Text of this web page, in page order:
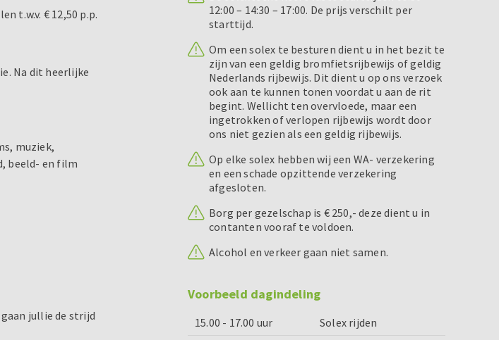
t.w.v. € 12,50 p.p.
Na dit heerlijke
muziek,
beeld- en film
jullie de strijd
12:00 – 14:30 – 17:00. De prijs verschilt per
starttijd.
Om een solex te besturen dient u in het bezit te
zijn van een geldig bromfietsrijbewijs of geldig
Nederlands rijbewijs. Dit dient u op ons verzoek
ook aan te kunnen tonen voordat u aan de rit
begint. Wellicht ten overvloede, maar een
ingetrokken of verlopen rijbewijs wordt door
ons niet gezien als een geldig rijbewijs.
Op elke solex hebben wij een WA- verzekering
en een schade opzittende verzekering
afgesloten.
Borg per gezelschap is € 250,- deze dient u in
contanten vooraf te voldoen.
Alcohol en verkeer gaan niet samen.
Voorbeeld dagindeling
15.00 - 17.00 uur
Solex rijden